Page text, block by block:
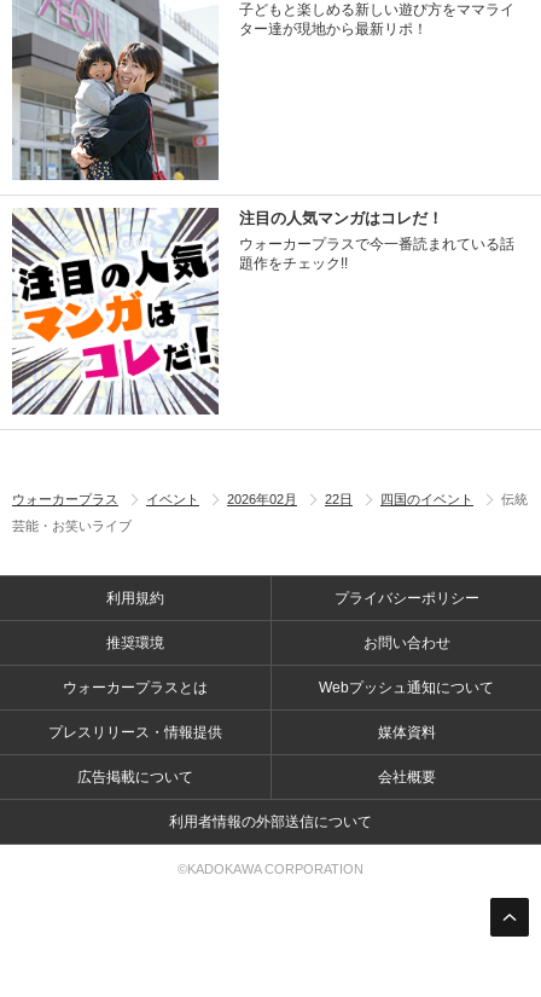
子どもと楽しめる新しい遊び方をママライ
ター達が現地から最新リポ！
注目の人気マンガはコレだ！
ウォーカープラスで今一番読まれている話
題作をチェック!!
ウォーカープラス イベント 2026年02月 22日 四国のイベント
伝統
芸能・お笑いライブ
利用規約 プライバシーポリシー
推奨環境 お問い合わせ
ウォーカープラスとは Webプッシュ通知について
プレスリリース・情報提供 媒体資料
広告掲載について 会社概要
利用者情報の外部送信について
©KADOKAWA CORPORATION